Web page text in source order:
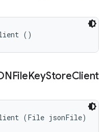
()
KeyStoreClient
(File jsonFile)